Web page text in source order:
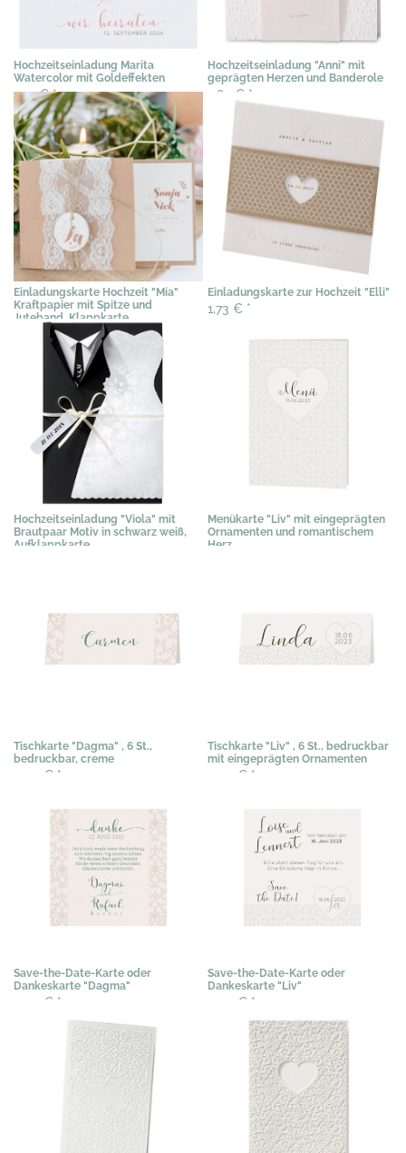
Hochzeitseinladung Marita
Watercolor mit Goldeffekten
2,19 €*
Hochzeitseinladung "Anni" mit
geprägten Herzen und Banderole
2,89 € *
Einladungskarte Hochzeit "Mia"
Kraftpapier mit Spitze und
Juteband, Klappkarte
2,76 € *
Einladungskarte zur Hochzeit "Elli"
1,73 € *
Hochzeitseinladung "Viola" mit
Brautpaar Motiv in schwarz weiß,
Aufklappkarte
Menükarte "Liv" mit eingeprägten
Ornamenten und romantischem
Herz
Tischkarte "Dagma" , 6 St.,
bedruckbar, creme
0,50 € *
Tischkarte "Liv" , 6 St., bedruckbar
mit eingeprägten Ornamenten
0,50 € *
Save-the-Date-Karte oder
Dankeskarte "Dagma"
0,50 € *
Save-the-Date-Karte oder
Dankeskarte "Liv"
0,50 € *